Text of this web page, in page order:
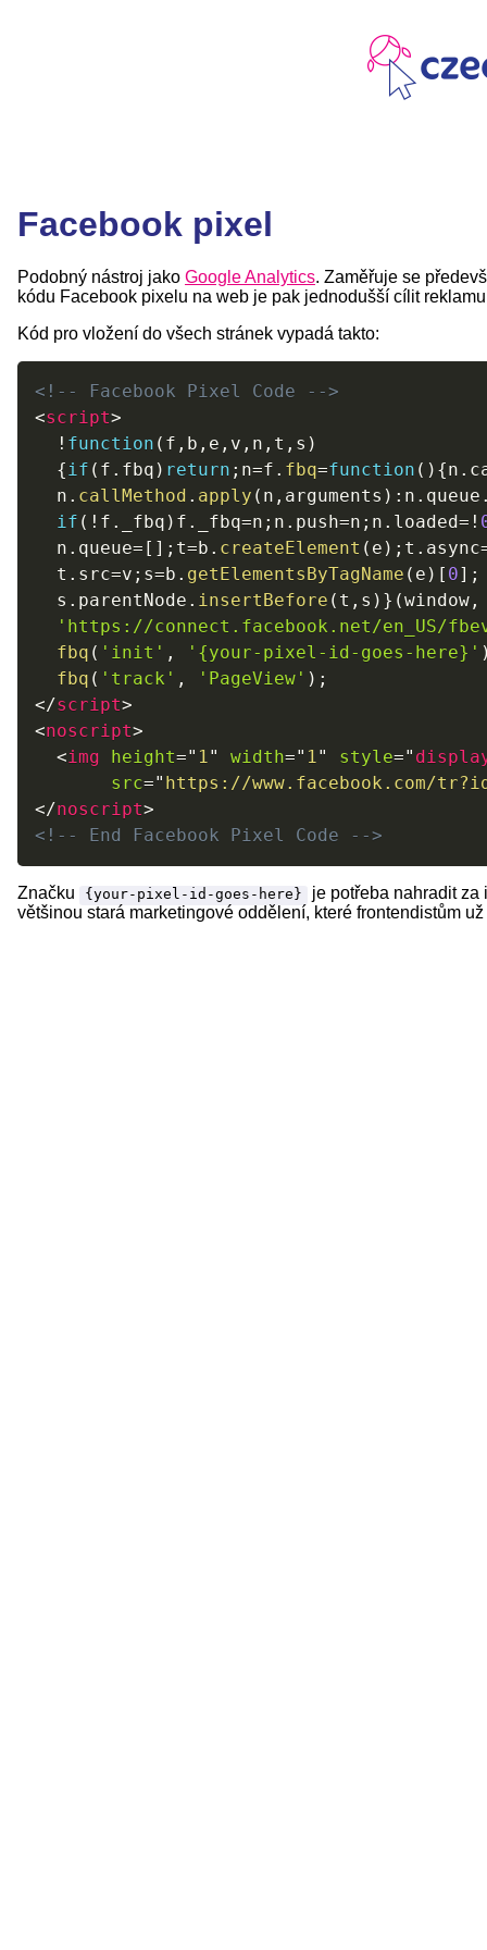
Facebook pixel
Podobný nástroj jako Google Analytics. Zaměřuje se
kódu Facebook pixelu na web je pak jednodušší cílit
Kód pro vložení do všech stránek vypadá takto:
<!-- Facebook Pixel Code -->
<script>
! function ( f , b , e , v , n , t , s )
{if ( f . fbq ) return ; n=f . fbq=function ( ) {n .
  n
. callMethod . apply ( n , arguments ) : n . queue
if ( ! f . _fbq ) f . _fbq=n ; n . push=n ; n . loaded= !
  n
. queue= [ ] ; t= b . createElement ( e ) ; t . async
  t
. src=v ; s= b . getElementsByTagName ( e ) [ 0] ;
  s
. parentNode . insertBefore ( t , s ) } (window ,
'https://connect.facebook.net/en_US/
fbq ( 'init' , '{your-pixel-id-goes-here}'
fbq ( 'track' , 'PageView' ) ;
</script>
<noscript>
<img height=" 1" width=" 1" style="
src=" https://www.facebook.com/
</noscript>
<!-- End Facebook Pixel Code -->
Značku {your-pixel-id-goes-here}
je potřeba nahradit
většinou stará marketingové oddělení, které frontendistům